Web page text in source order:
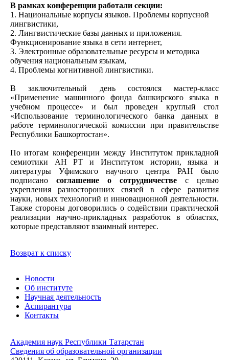
В рамках конференции работали секции:
1. Национальные корпусы языков. Проблемы корпусной
лингвистики,
2. Лингвистические базы данных и приложения.
Функционирование языка в сети интернет,
3. Электронные образовательные ресурсы и методика
обучения национальным языкам,
4. Проблемы когнитивной лингвистики.
В заключительный день состоялся мастер-класс
«Применение машинного фонда башкирского языка в
учебном процессе» и был проведен круглый стол
«Использование терминологического банка данных в
работе терминологической комиссии при правительстве
Республики Башкортостан».
По итогам конференции между Институтом прикладной
семиотики АН РТ и Институтом истории, языка и
литературы Уфимского научного центра РАН было
подписано соглашение о сотрудничестве с целью
укрепления разносторонних связей в сфере развития
науки, новых технологий и инновационной деятельности.
Также стороны договорились о содействии практической
реализации научно-прикладных разработок в областях,
которые представляют взаимный интерес.
Возврат к списку
Новости
Об институте
Научная деятельность
Аспирантура
Контакты
Академия наук Республики Татарстан
Сведения об образовательной организации